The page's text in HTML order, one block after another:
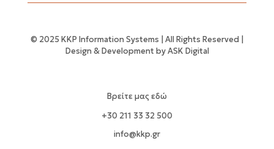
© 2025 KKP Information Systems | All Rights Reserved |
Design & Development byASK Digital
Βρείτε μας εδώ
+30 211 33 32 500
info@kkp.gr